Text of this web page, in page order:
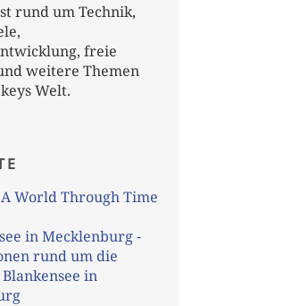
rund um Technik,
freie
weitere Themen
Welt.
World Through Time
in Mecklenburg -
rund um die
in